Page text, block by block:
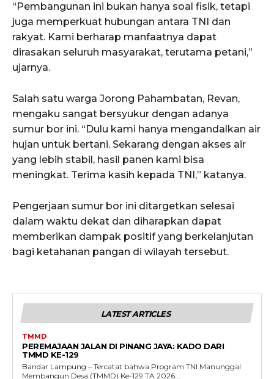
“Pembangunan ini bukan hanya soal fisik, tetapi
juga memperkuat hubungan antara TNI dan
rakyat. Kami berharap manfaatnya dapat
dirasakan seluruh masyarakat, terutama petani,”
ujarnya.
Salah satu warga Jorong Pahambatan, Revan,
mengaku sangat bersyukur dengan adanya
sumur bor ini. “Dulu kami hanya mengandalkan air
hujan untuk bertani. Sekarang dengan akses air
yang lebih stabil, hasil panen kami bisa
meningkat. Terima kasih kepada TNI,” katanya.
Pengerjaan sumur bor ini ditargetkan selesai
dalam waktu dekat dan diharapkan dapat
memberikan dampak positif yang berkelanjutan
bagi ketahanan pangan di wilayah tersebut.
LATEST ARTICLES
TMMD
PEREMAJAAN JALAN DI PINANG JAYA: KADO DARI
TMMD KE-129
Bandar Lampung – Tercatat bahwa Program TNI Manunggal
Membangun Desa (TMMD) Ke-129 TA 2026...